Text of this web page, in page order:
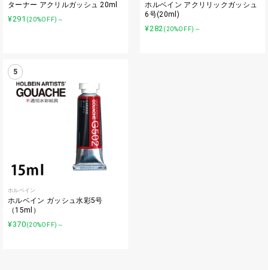
ターナー アクリルガッシュ 20ml
¥291 (20%OFF)～
ホルベイン アクリリックガッシュ
6号(20ml)
¥282(20%OFF)～
5
ホルベイン
ホルベイン ガッシュ水彩5号
（15ml）
¥370(20%OFF)～